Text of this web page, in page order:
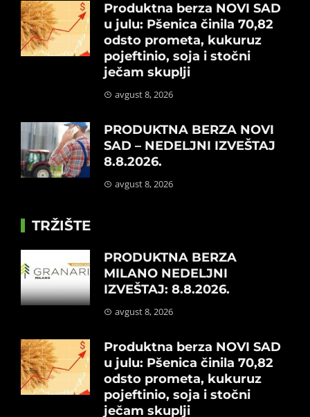
Produktna berza NOVI SAD
u julu: Pšenica činila 70,82
odsto prometa, kukuruz
pojeftinio, soja i stočni
ječam skuplji
avgust 8, 2026
PRODUKTNA BERZA NOVI
SAD – NEDELJNI IZVEŠTAJ
8.8.2026.
avgust 8, 2026
TRŽIŠTE
PRODUKTNA BERZA
MILANO NEDELJNI
IZVEŠTAJ: 8.8.2026.
avgust 8, 2026
Produktna berza NOVI SAD
u julu: Pšenica činila 70,82
odsto prometa, kukuruz
pojeftinio, soja i stočni
ječam skuplji